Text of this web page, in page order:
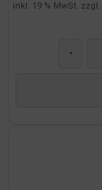
inkl. 19 % MwSt. zzgl.
-